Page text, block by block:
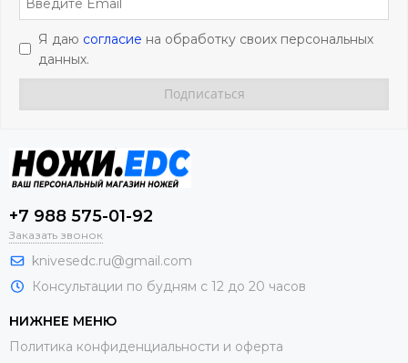
Я даю согласие на обработку своих персональных
данных.
+7 988 575-01-92
Заказать звонок
knivesedc.ru@gmail.com
Консультации по будням с 12 до 20 часов
НИЖНЕЕ МЕНЮ
Политика конфиденциальности и оферта